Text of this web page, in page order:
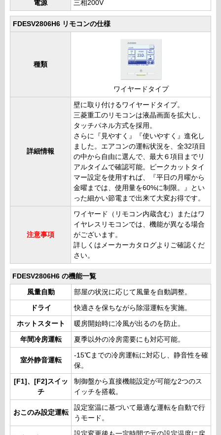
電源 三相200V
FDESV2806H6 リモコンの仕様
種類
ワイヤードタイプ
詳細情報
壁に取り付けるワイヤードタイプ。
三菱重工のリモコンは液晶画面を拡大し、
タッチパネル方式を採用。
さらに『見やすく』『使いやすく』進化し
ました。エアコンの運転状況を、全32項目
の中から自由に選んで、最大６項目までリ
アルタイムで確認可能。ピークカットタイ
マー設定を使用すれば、『平日の月曜から
金曜までは、使用量を60%に制限。』とい
った細かい節電まで出来て大変お得です。
注意事項
ワイヤード（リモコン内蔵含む）またはワ
イヤレスリモコンでは、機能が異なる場合
がございます。
詳しくはメーカーカタログよりご確認くだ
さい。
FDESV2806H6 の機能一覧
風量自動 部屋の状況に応じて風量を自動調整。
ドライ 快適さを保ちながら除湿運転を実施。
ホットスタート 暖房開始時に冷風が出るのを防止。
年間冷房運転 夏季以外の冷房需要にも対応可能。
室外静音運転
-15℃までの冷房運転に対応し、静音性を確
保。
[F1]、[F2]スイッ
チ
制御盤から直接機能設定が可能な2つのス
イッチを搭載。
おこのみ設定運転
設定室温に基づいて最適な運転を自動で行
うモード。